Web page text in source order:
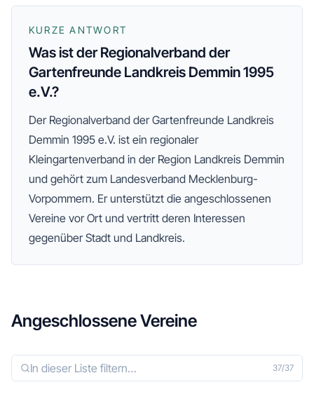
KURZE ANTWORT
Was ist der Regionalverband der
Gartenfreunde Landkreis Demmin 1995
e.V.?
Der Regionalverband der Gartenfreunde Landkreis
Demmin 1995 e.V. ist ein regionaler
Kleingartenverband in der Region Landkreis Demmin
und gehört zum Landesverband Mecklenburg-
Vorpommern. Er unterstützt die angeschlossenen
Vereine vor Ort und vertritt deren Interessen
gegenüber Stadt und Landkreis.
Angeschlossene Vereine
37/37